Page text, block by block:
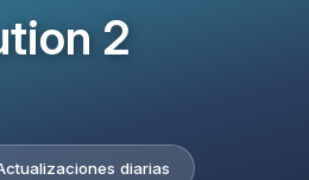
2
diarias